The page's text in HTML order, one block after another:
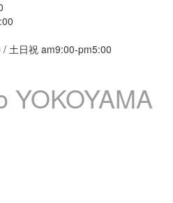
土日祝 am9:00-pm5:00